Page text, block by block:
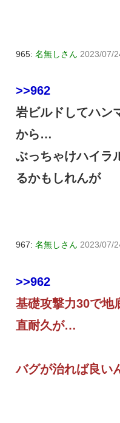
965: 名無しさん 2023/07/
>>962
岩ビルドしてハン
から…
ぶっちゃけハイラ
るかもしれんが
967: 名無しさん 2023/07/
>>962
基礎攻撃力30で地
直耐久が…
バグが治れば良い